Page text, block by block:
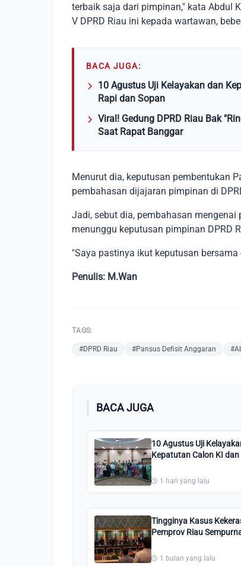
terbaik saja dari pimpinan," kata Abdul
V DPRD Riau ini kepada wartawan,
BACA JUGA:
10 Agustus Uji Kelayakan dan
Rapi dan Sopan
Viral! Gedung DPRD Riau Bak
Saat Rapat Banggar
Menurut dia, keputusan pembentukan
pembahasan dijajaran pimpinan di
Jadi, sebut dia, pembahasan
menunggu keputusan pimpinan DPRD
"Saya pastinya ikut keputusan
Penulis: M.Wan
TAGS:
#DPRD Riau #Pansus Defisit Anggaran
BACA JUGA
10 Agustus Uji
Kepatutan Calon KI dan
Rapi dan Sopan
1 hari yang lalu
Tingginya Kasus
Pemprov Riau
Perempuan
1 bulan yang lalu